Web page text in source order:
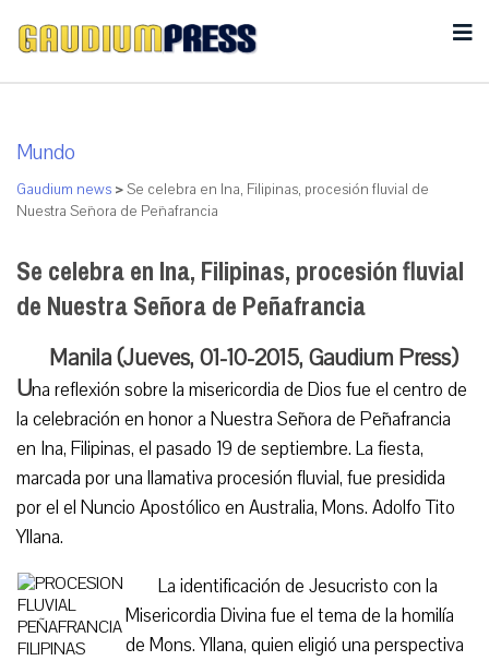
Mundo
Gaudium news >Se celebra en Ina, Filipinas, procesión fluvial de
Nuestra Señora de Peñafrancia
Se celebra en Ina, Filipinas, procesión fluvial
de Nuestra Señora de Peñafrancia
Manila (Jueves, 01-10-2015, Gaudium Press)
Una reflexión sobre la misericordia de Dios fue el centro de
la celebración en honor a Nuestra Señora de Peñafrancia
en Ina, Filipinas, el pasado 19 de septiembre. La fiesta,
marcada por una llamativa procesión fluvial, fue presidida
por el el Nuncio Apostólico en Australia, Mons. Adolfo Tito
Yllana.
La identificación de Jesucristo con la
Misericordia Divina fue el tema de la homilía
de Mons. Yllana, quien eligió una perspectiva